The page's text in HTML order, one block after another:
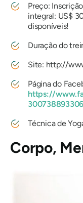
Preço:
integral: US$
disponíveis!
Duração do
Site: http://
Página do
https://
Técnica de
Corpo,